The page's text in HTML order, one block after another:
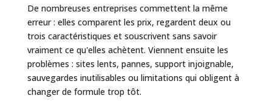
De nombreuses entreprises commettent la même
erreur : elles comparent les prix, regardent deux ou
trois caractéristiques et souscrivent sans savoir
vraiment ce qu'elles achètent. Viennent ensuite les
problèmes : sites lents, pannes, support injoignable,
sauvegardes inutilisables ou limitations qui obligent à
changer de formule trop tôt.